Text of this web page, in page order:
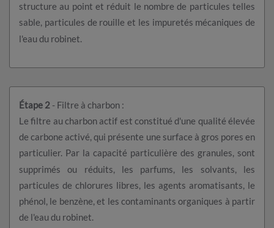
structure au point et réduit le nombre de particules telles
sable, particules de rouille et les impuretés mécaniques de
l'eau du robinet.
Étape 2 - Filtre à charbon :
Le filtre au charbon actif est constitué d'une qualité élevée
de carbone activé, qui présente une surface à gros pores en
particulier. Par la capacité particulière des granules, sont
supprimés ou réduits, les parfums, les solvants, les
particules de chlorures libres, les agents aromatisants, le
phénol, le benzène, et les contaminants organiques à partir
de l'eau du robinet.